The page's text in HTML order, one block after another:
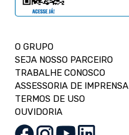
O GRUPO
SEJA NOSSO PARCEIRO
TRABALHE CONOSCO
ASSESSORIA DE IMPRENSA
TERMOS DE USO
OUVIDORIA